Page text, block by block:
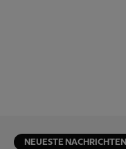
NEUESTE NACHRICHTEN